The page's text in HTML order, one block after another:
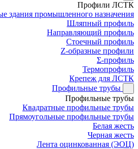
Профили ЛСТК
здания промышленного назначения
Шляпный профиль
Направляющий профиль
Стоечный профиль
Z-образные профили
Σ-профиль
Термопрофиль
Крепеж для ЛСТК
Профильные трубы
Профильные трубы
Квадратные профильные трубы
Прямоугольные профильные трубы
Белая жесть
Черная жесть
Лента оцинкованная (ЭОЦ)